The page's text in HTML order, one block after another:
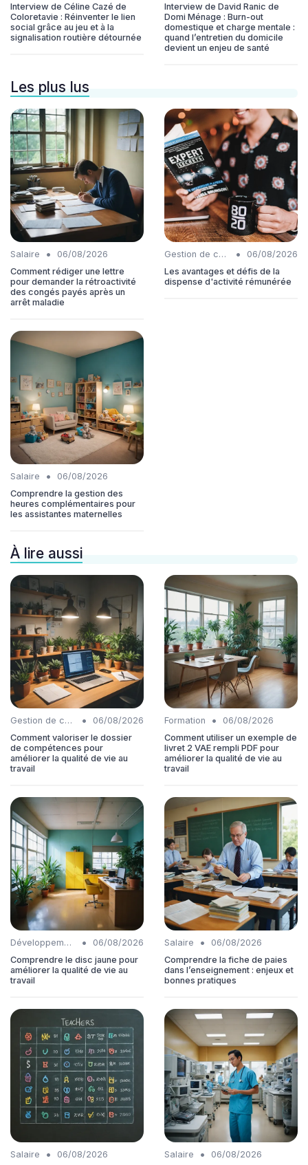
Interview de Céline Cazé de
Coloretavie : Réinventer le lien
social grâce au jeu et à la
signalisation routière détournée
Interview de David Ranic de
Domi Ménage : Burn-out
domestique et charge mentale :
quand l’entretien du domicile
devient un enjeu de santé
Les plus lus
Salaire •
06/08/2026
Comment rédiger une lettre
pour demander la rétroactivité
des congés payés après un
arrêt maladie
Gestion de carrière •
06/08/2026
Les avantages et défis de la
dispense d'activité rémunérée
Salaire •
06/08/2026
Comprendre la gestion des
heures complémentaires pour
les assistantes maternelles
À lire aussi
Gestion de carrière •
06/08/2026
Comment valoriser le dossier
de compétences pour
améliorer la qualité de vie au
travail
Formation •
06/08/2026
Comment utiliser un exemple de
livret 2 VAE rempli PDF pour
améliorer la qualité de vie au
travail
Développement personnel •
06/08/2026
Comprendre le disc jaune pour
améliorer la qualité de vie au
travail
Salaire •
06/08/2026
Comprendre la fiche de paies
dans l’enseignement : enjeux et
bonnes pratiques
Salaire •
06/08/2026
Salaire •
06/08/2026